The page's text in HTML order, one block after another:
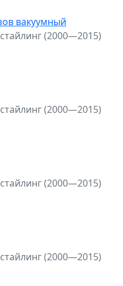
вакуумный
(2000—2015)
(2000—2015)
(2000—2015)
(2000—2015)